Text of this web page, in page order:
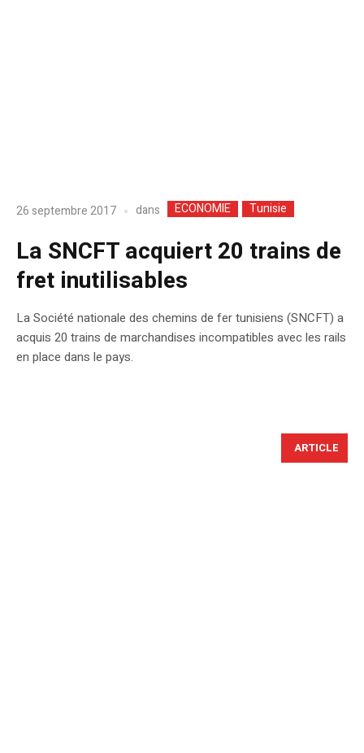
26 septembre 2017 dans ECONOMIE Tunisie
La SNCFT acquiert 20 trains de
fret inutilisables
La Société nationale des chemins de fer tunisiens (SNCFT) a
acquis 20 trains de marchandises incompatibles avec les rails
en place dans le pays.
ARTICLE